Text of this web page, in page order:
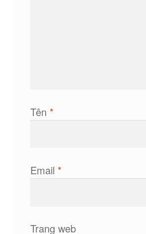
Tên *
Email *
Trang web